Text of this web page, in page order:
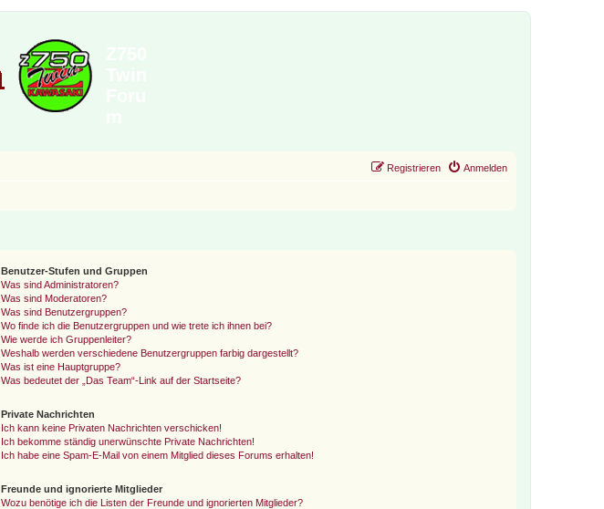
Anmelden
Registrieren
Benutzer-Stufen und Gruppen
Was sind Administratoren?
Was sind Moderatoren?
Was sind Benutzergruppen?
Wo finde ich die Benutzergruppen und wie trete ich ihnen bei?
Wie werde ich Gruppenleiter?
Weshalb werden verschiedene Benutzergruppen farbig dargestellt?
Was ist eine Hauptgruppe?
Was bedeutet der „Das Team“-Link auf der Startseite?
Private Nachrichten
Ich kann keine Privaten Nachrichten verschicken!
Ich bekomme ständig unerwünschte Private Nachrichten!
Ich habe eine Spam-E-Mail von einem Mitglied dieses Forums erhalten!
Freunde und ignorierte Mitglieder
Wozu benötige ich die Listen der Freunde und ignorierten Mitglieder?